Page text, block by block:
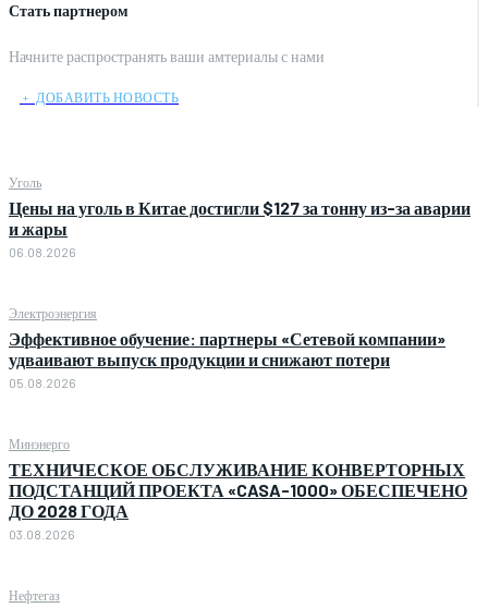
Стать партнером
Начните распространять ваши амтериалы с нами
﹢ ДОБАВИТЬ НОВОСТЬ
Уголь
Цены на уголь в Китае достигли $127 за тонну из-за аварии
и жары
06.08.2026
Электроэнергия
Эффективное обучение: партнеры «Сетевой компании»
удваивают выпуск продукции и снижают потери
05.08.2026
Минэнерго
ТЕХНИЧЕСКОЕ ОБСЛУЖИВАНИЕ КОНВЕРТОРНЫХ
ПОДСТАНЦИЙ ПРОЕКТА «CASA-1000» ОБЕСПЕЧЕНО
ДО 2028 ГОДА
03.08.2026
Нефтегаз